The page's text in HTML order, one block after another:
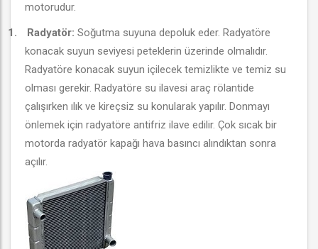
motorudur.
1.
Radyatör: Soğutma suyuna depoluk eder. Radyatöre
konacak suyun seviyesi peteklerin üzerinde olmalıdır.
Radyatöre konacak suyun içilecek temizlikte ve temiz su
olması gerekir. Radyatöre su ilavesi araç rölantide
çalışırken ılık ve kireçsiz su konularak yapılır. Donmayı
önlemek için radyatöre antifriz ilave edilir. Çok sıcak bir
motorda radyatör kapağı hava basıncı alındıktan sonra
açılır.